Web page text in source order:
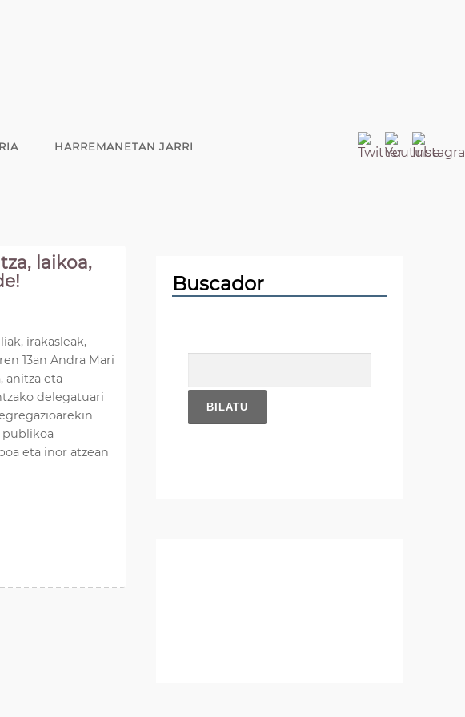
HARREMANETAN JARRI
laikoa,
irakasleak,
13an Andra Mari
anitza eta
delegatuari
eta inor atzean
Buscador